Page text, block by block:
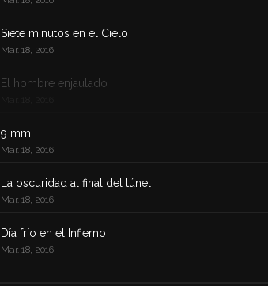
Siete minutos en el Cielo
Mar. 18, 2016
El hombre enjaulado
9 mm
Mar. 18, 2016
La oscuridad al final del túnel
Mar. 18, 2016
Día frío en el Infierno
Mar. 18, 2016